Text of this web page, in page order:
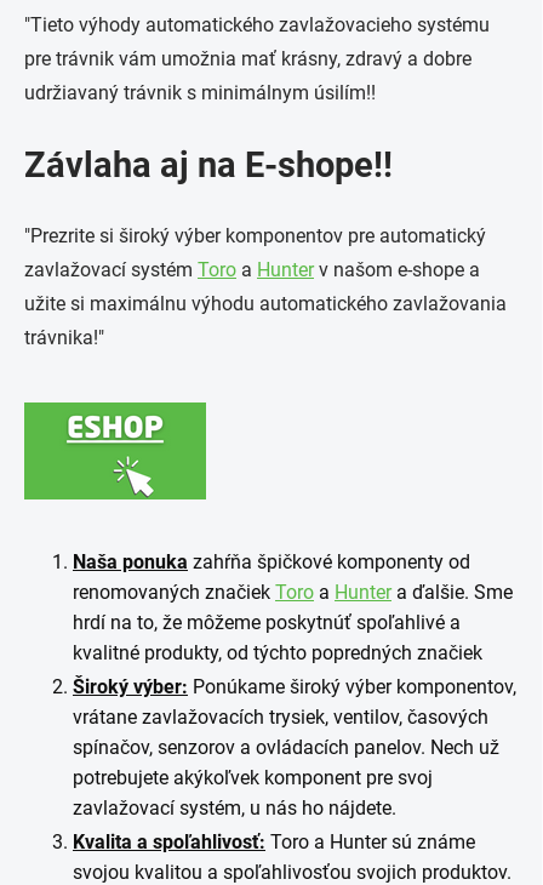
"Tieto výhody automatického zavlažovacieho systému
pre trávnik vám umožnia mať krásny, zdravý a dobre
udržiavaný trávnik s minimálnym úsilím!!
Závlaha aj na E-shope!!
"Prezrite si široký výber komponentov pre automatický
zavlažovací systém Toro a Hunterv našom e-shope a
užite si maximálnu výhodu automatického zavlažovania
trávnika!"
Naša ponuka zahŕňa špičkové komponenty od
renomovaných značiek Toro a Huntera ďalšie. Sme
hrdí na to, že môžeme poskytnúť spoľahlivé a
kvalitné produkty, od týchto popredných značiek
Široký výber: Ponúkame široký výber komponentov,
vrátane zavlažovacích trysiek, ventilov, časových
spínačov, senzorov a ovládacích panelov. Nech už
potrebujete akýkoľvek komponent pre svoj
zavlažovací systém, u nás ho nájdete.
Kvalita a spoľahlivosť: Toro a Hunter sú známe
svojou kvalitou a spoľahlivosťou svojich produktov.